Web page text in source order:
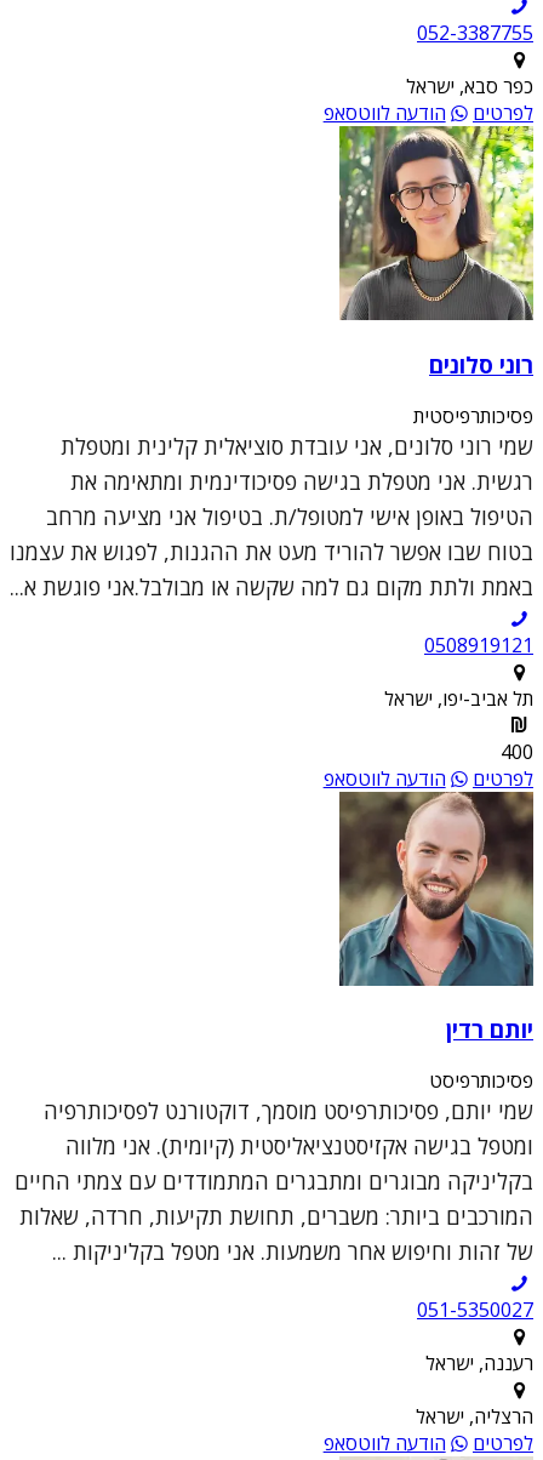
052-3387755
כפר סבא, ישראל
לפרטים
הודעה לווטסאפ
רוני סלונים
פסיכותרפיסטית
שמי רוני סלונים, אני עובדת סוציאלית קלינית ומטפלת
רגשית. אני מטפלת בגישה פסיכודינמית ומתאימה את
הטיפול באופן אישי למטופל/ת. בטיפול אני מציעה מרחב
בטוח שבו אפשר להוריד מעט את ההגנות, לפגוש את עצמנו
באמת ולתת מקום גם למה שקשה או מבולבל.אני פוגשת א...
0508919121
תל אביב-יפו, ישראל
400
לפרטים
הודעה לווטסאפ
יותם רדין
פסיכותרפיסט
שמי יותם, פסיכותרפיסט מוסמך, דוקטורנט לפסיכותרפיה
ומטפל בגישה אקזיסטנציאליסטית (קיומית). אני מלווה
בקליניקה מבוגרים ומתבגרים המתמודדים עם צמתי החיים
המורכבים ביותר: משברים, תחושת תקיעות, חרדה, שאלות
של זהות וחיפוש אחר משמעות. אני מטפל בקליניקות ...
051-5350027
רעננה, ישראל
הרצליה, ישראל
לפרטים
הודעה לווטסאפ